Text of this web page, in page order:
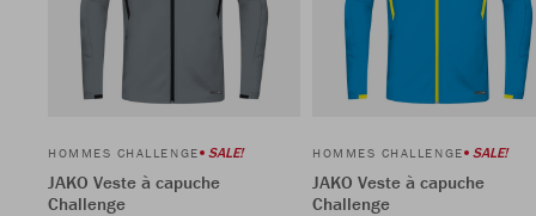
HOMMES CHALLENGE SALE!
JAKO Veste à capuche
Challenge
HOMMES CHALLENGE SALE!
JAKO Veste à capuche
Challenge